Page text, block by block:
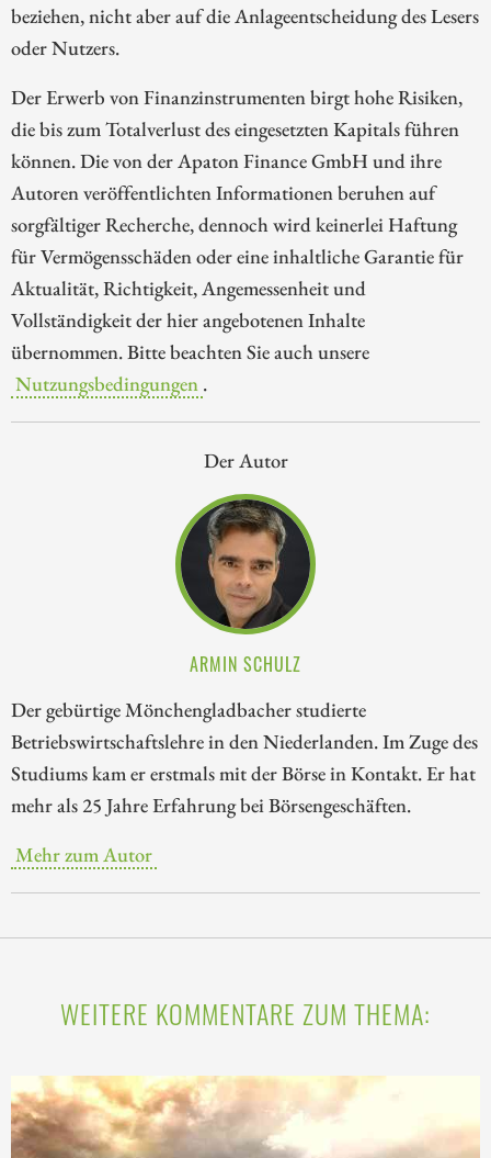
beziehen, nicht aber auf die Anlageentscheidung des Lesers
oder Nutzers.
Der Erwerb von Finanzinstrumenten birgt hohe Risiken,
die bis zum Totalverlust des eingesetzten Kapitals führen
können. Die von der Apaton Finance GmbH und ihre
Autoren veröffentlichten Informationen beruhen auf
sorgfältiger Recherche, dennoch wird keinerlei Haftung
für Vermögensschäden oder eine inhaltliche Garantie für
Aktualität, Richtigkeit, Angemessenheit und
Vollständigkeit der hier angebotenen Inhalte
übernommen. Bitte beachten Sie auch unsere
Nutzungsbedingungen .
Der Autor
ARMIN SCHULZ
Der gebürtige Mönchengladbacher studierte
Betriebswirtschaftslehre in den Niederlanden. Im Zuge des
Studiums kam er erstmals mit der Börse in Kontakt. Er hat
mehr als 25 Jahre Erfahrung bei Börsengeschäften.
Mehr zum Autor
WEITERE KOMMENTARE ZUM THEMA: